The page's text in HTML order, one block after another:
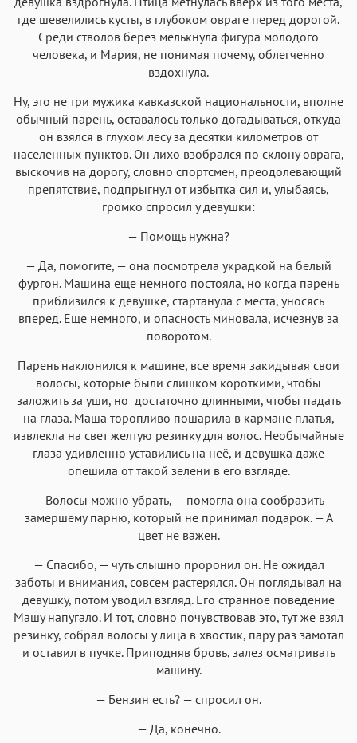
где шевелились кусты, в глубоком овраге перед дорогой.
Среди стволов берез мелькнула фигура молодого
человека, и Мария, не понимая почему, облегченно
вздохнула.
Ну, это не три мужика кавказской национальности, вполне
обычный парень, оставалось только догадываться, откуда
он взялся в глухом лесу за десятки километров от
населенных пунктов. Он лихо взобрался по склону оврага,
выскочив на дорогу, словно спортсмен, преодолевающий
препятствие, подпрыгнул от избытка сил и, улыбаясь,
громко спросил у девушки:
— Помощь нужна?
— Да, помогите, — она посмотрела украдкой на белый
фургон. Машина еще немного постояла, но когда парень
приблизился к девушке, стартанула с места, уносясь
вперед. Еще немного, и опасность миновала, исчезнув за
поворотом.
Парень наклонился к машине, все время закидывая свои
волосы, которые были слишком короткими, чтобы
заложить за уши, но достаточно длинными, чтобы падать
на глаза. Маша торопливо пошарила в кармане платья,
извлекла на свет желтую резинку для волос. Необычайные
глаза удивленно уставились на неё, и девушка даже
опешила от такой зелени в его взгляде.
— Волосы можно убрать, — помогла она сообразить
замершему парню, который не принимал подарок. — А
цвет не важен.
— Спасибо, — чуть слышно проронил он. Не ожидал
заботы и внимания, совсем растерялся. Он поглядывал на
девушку, потом уводил взгляд. Его странное поведение
Машу напугало. И тот, словно почувствовав это, тут же взял
резинку, собрал волосы у лица в хвостик, пару раз замотал
и оставил в пучке. Приподняв бровь, залез осматривать
машину.
— Бензин есть? — спросил он.
— Да, конечно.